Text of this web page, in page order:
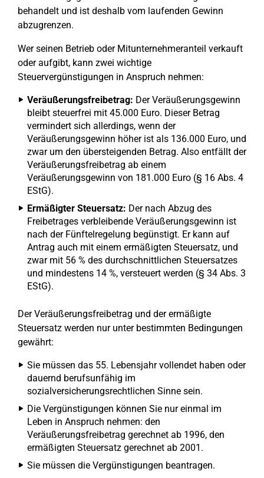
behandelt und ist deshalb vom laufenden Gewinn
abzugrenzen.
Wer seinen Betrieb oder Mitunternehmeranteil verkauft
oder aufgibt, kann zwei wichtige
Steuervergünstigungen in Anspruch nehmen:
Veräußerungsfreibetrag: Der Veräußerungsgewinn
bleibt steuerfrei mit 45.000 Euro. Dieser Betrag
vermindert sich allerdings, wenn der
Veräußerungsgewinn höher ist als 136.000 Euro, und
zwar um den übersteigenden Betrag. Also entfällt der
Veräußerungsfreibetrag ab einem
Veräußerungsgewinn von 181.000 Euro (§ 16 Abs. 4
EStG).
Ermäßigter Steuersatz: Der nach Abzug des
Freibetrages verbleibende Veräußerungsgewinn ist
nach der Fünftelregelung begünstigt. Er kann auf
Antrag auch mit einem ermäßigten Steuersatz, und
zwar mit 56 % des durchschnittlichen Steuersatzes
und mindestens 14 %, versteuert werden (§ 34 Abs. 3
EStG).
Der Veräußerungsfreibetrag und der ermäßigte
Steuersatz werden nur unter bestimmten Bedingungen
gewährt:
Sie müssen das 55. Lebensjahr vollendet haben oder
dauernd berufsunfähig im
sozialversicherungsrechtlichen Sinne sein.
Die Vergünstigungen können Sie nur einmal im
Leben in Anspruch nehmen: den
Veräußerungsfreibetrag gerechnet ab 1996, den
ermäßigten Steuersatz gerechnet ab 2001.
Sie müssen die Vergünstigungen beantragen.